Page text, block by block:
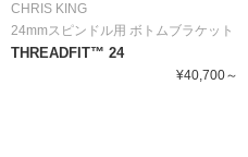
CHRIS KING
24mmスピンドル用 ボトムブラケット
THREADFIT™ 24
¥40,700～